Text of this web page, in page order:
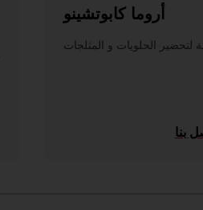
أروما كابوتشينو
لتحضير الحلويات و المثلجات
بنا